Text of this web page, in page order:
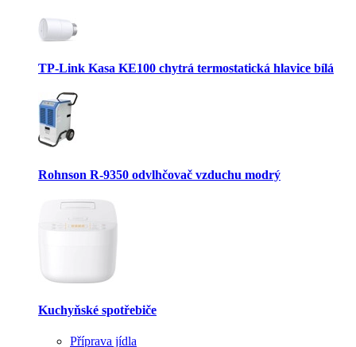
TP-Link Kasa KE100 chytrá termostatická hlavice bílá
Rohnson R-9350 odvlhčovač vzduchu modrý
Kuchyňské spotřebiče
Příprava jídla